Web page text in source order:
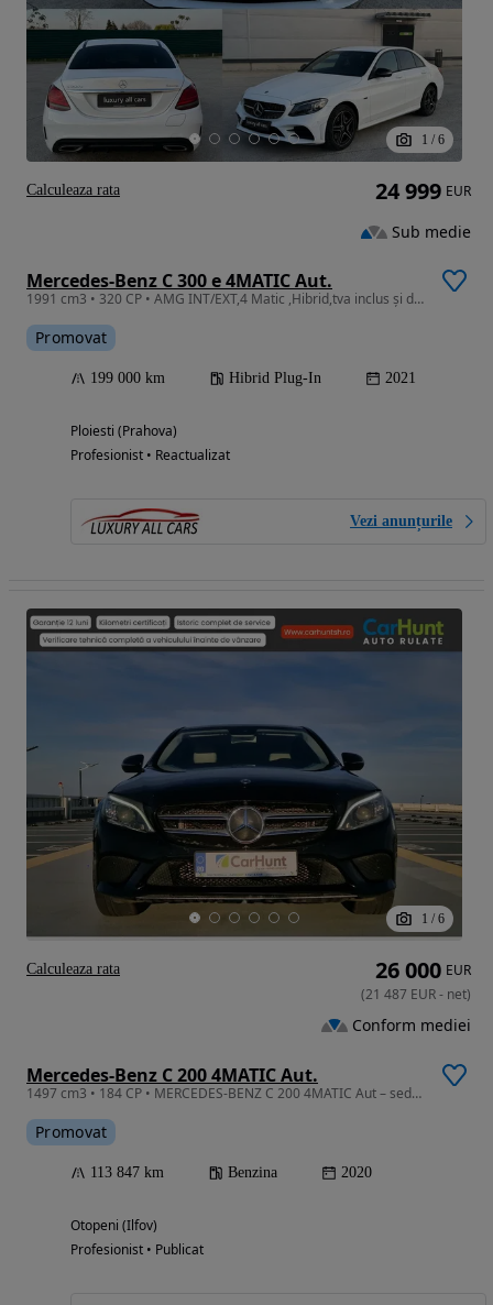
1 / 6
Mercedes-Benz C 300 e 4MATIC Aut.
1991 cm3 • 320 CP • AMG INT/EXT,4 Matic ,Hibrid,tva inclus și deductibil
Promovat
199 000 km Hibrid Plug-In 2021
Ploiesti (Prahova)
Profesionist • Reactualizat
Vezi anunțurile
24 999 EUR
Sub medie
Calculeaza rata
1 / 6
Mercedes-Benz C 200 4MATIC Aut.
1497 cm3 • 184 CP • MERCEDES-BENZ C 200 4MATIC Aut – sedan premium, rafinat și performant,
Promovat
113 847 km Benzina 2020
Otopeni (Ilfov)
Profesionist • Publicat
26 000 EUR
(21 487 EUR- net)
Conform mediei
Calculeaza rata